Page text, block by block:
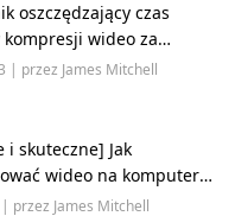
oszczędzający czas
kompresji wideo za
[4 wskazówki]
| przez James Mitchell
i skuteczne] Jak
wideo na komputerze
przez James Mitchell